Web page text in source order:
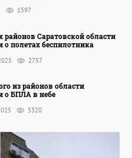
1597
районов Саратовской области
о полетах беспилотника
2757
из районов области
о БПЛА в небе
5320